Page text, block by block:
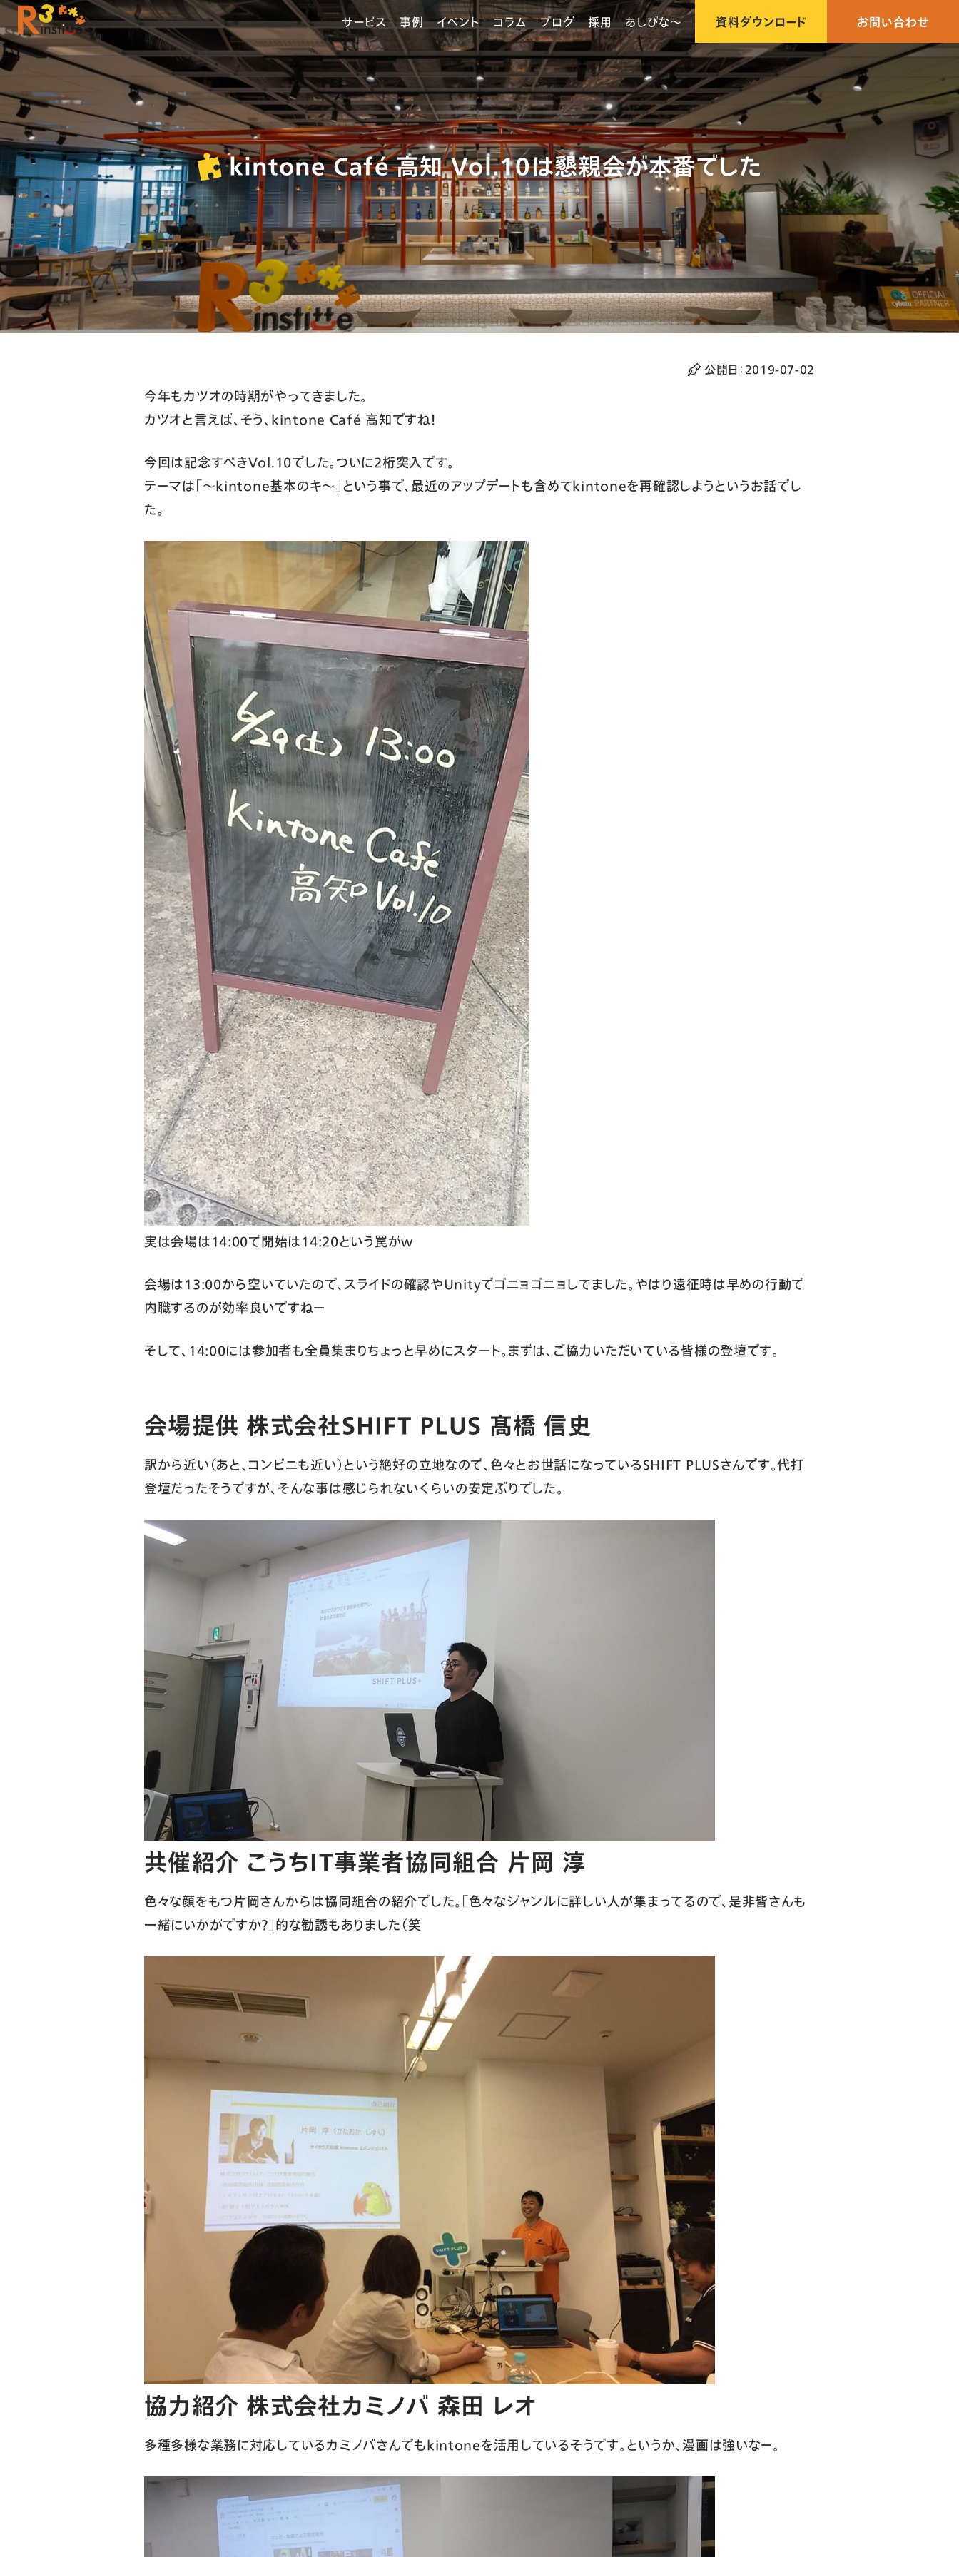
サービス 事例 イベント コラム ブログ 採用 あしびな〜 資料ダウンロード お問い合わせ
kintone Café 高知 Vol.10は懇親会が本番でした
公開日： 2019-07-02
今年もカツオの時期がやってきました。
カツオと言えば、そう、kintone Café 高知ですね！
今回は記念すべきVol.10でした。ついに２桁突入です。
テーマは「～kintone基本のキ～」という事で、最近のアップデートも含めてkintoneを再確認しようというお話でし
た。
実は会場は14:00で開始は14:20という罠がw
会場は13:00から空いていたので、スライドの確認やUnityでゴニョゴニョしてました。やはり遠征時は早めの行動で
内職するのが効率良いですねー
そして、14:00には参加者も全員集まりちょっと早めにスタート。まずは、ご協力いただいている皆様の登壇です。
会場提供 株式会社SHIFT PLUS 髙橋 信史
駅から近い（あと、コンビニも近い）という絶好の立地なので、色々とお世話になっているSHIFT PLUSさんです。代打
登壇だったそうですが、そんな事は感じられないくらいの安定ぶりでした。
共催紹介 こうちIT事業者協同組合 片岡 淳
色々な顔をもつ片岡さんからは協同組合の紹介でした。「色々なジャンルに詳しい人が集まってるので、是非皆さんも
一緒にいかがですか？」的な勧誘もありました（笑
協力紹介 株式会社カミノバ 森田 レオ
多種多様な業務に対応しているカミノバさんでもkintoneを活用しているそうです。というか、漫画は強いなー。